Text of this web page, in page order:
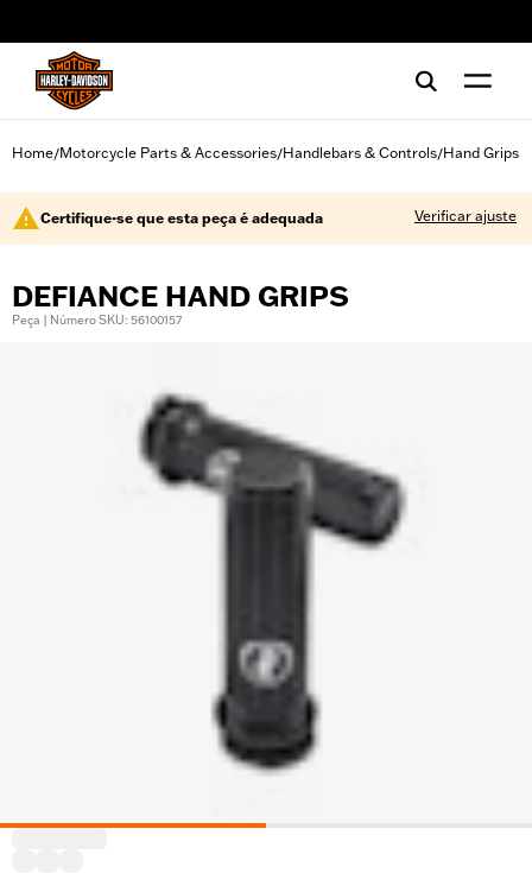
Home/Motorcycle Parts & Accessories/Handlebars & Controls/Hand Grips
Certifique-se que esta peça é adequada Verificar ajuste
DEFIANCE HAND GRIPS
Peça | Número SKU: 56100157